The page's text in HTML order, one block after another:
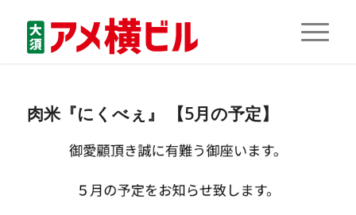
肉米『にくべぇ』 【5月の予定】